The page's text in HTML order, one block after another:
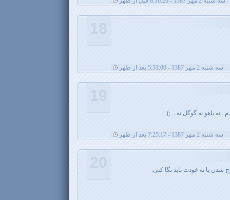
سه شنبه 2 مهر 1387 - 5:31:00 بعد از ظهر
نه یاهو نه گوگل نه... ;)
سه شنبه 2 مهر 1387 - 7:25:17 بعد از ظهر
شدن یا نه خودت باید نگا کنی: